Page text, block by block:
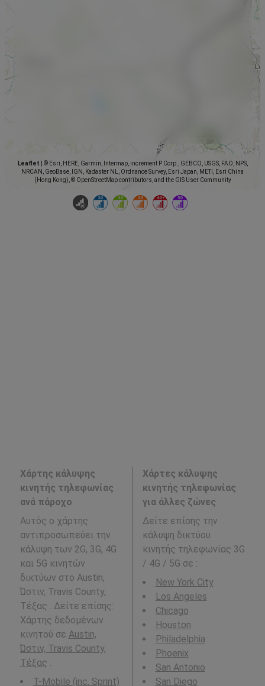
Leaflet
© Esri, HERE, Garmin, Intermap, increment P Corp., GEBCO, USGS, FAO, NPS,
NRCAN, GeoBase, IGN, Kadaster NL, Ordnance Survey, Esri Japan, METI, Esri China
(Hong Kong), © OpenStreetMap contributors, and the GIS User Community
Χάρτης κάλυψης
κινητής τηλεφωνίας
ανά πάροχο
Αυτός ο χάρτης
αντιπροσωπεύει την
κάλυψη των 2G, 3G, 4G
και 5G κινητών
δικτύων στο Austin,
Ώστιν, Travis County,
Τέξας . Δείτε επίσης:
Χάρτης δεδομένων
κινητού σε Austin,
Ώστιν, Travis County,
Τέξας
T-Mobile (inc. Sprint)
Χάρτες κάλυψης
κινητής τηλεφωνίας
για άλλες ζώνες
Δείτε επίσης την
κάλυψη δικτύου
κινητής τηλεφωνίας 3G
/ 4G / 5G σε :
New York City
Los Angeles
Chicago
Houston
Philadelphia
Phoenix
San Antonio
San Diego